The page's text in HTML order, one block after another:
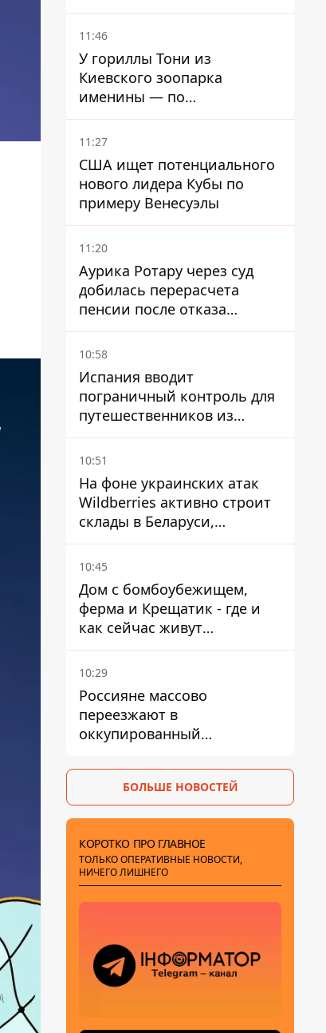
где погибли дедушка,
бабушка и их малолетний
11:46
У гориллы Тони из
Киевского зоопарка
именины — по
человеческим меркам ему
уже больше 90 лет
11:27
США ищет потенциального
нового лидера Кубы по
примеру Венесуэлы
11:20
Аурика Ротару через суд
добилась перерасчета
пенсии после отказа
Пенсионного фонда
10:58
Испания вводит
пограничный контроль для
путешественников из
Италии из-за
миграционного конфликта
10:51
На фоне украинских атак
Wildberries активно строит
склады в Беларуси,
Казахстане, Узбекистане
10:45
Дом с бомбоубежищем,
ферма и Крещатик - где и
как сейчас живут
украинские знаменитости
10:29
Россияне массово
переезжают в
оккупированный
оставляют без жилья
БОЛЬШЕ НОВОСТЕЙ
КОРОТКО ПРО ГЛАВНОЕ
ТОЛЬКО ОПЕРАТИВНЫЕ НОВОСТИ,
НИЧЕГО ЛИШНЕГО